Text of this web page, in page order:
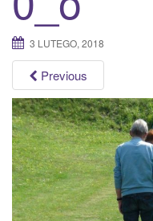
3 LUTEGO, 2018
Previous